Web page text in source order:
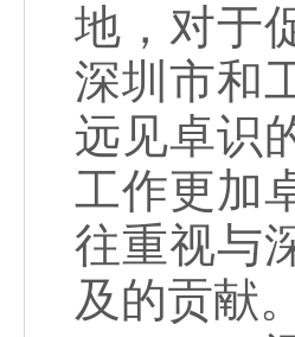
地，对于
深圳市和
远见卓识
工作更加
往重视与
及的贡献。